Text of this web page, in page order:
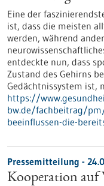
Eine der
ist, dass die meisten
werden, während
entdeckte nun, dass
Zustand des Gehirns
Gedächtnissystem ist,
https://
bw.de/fachbeitrag/
beeinflussen-die-
Pressemitteilung -
Kooperation auf